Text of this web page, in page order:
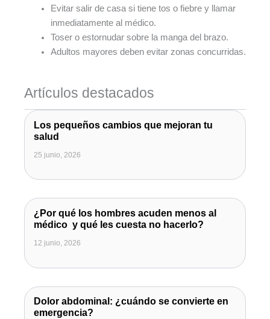
Evitar salir de casa si tiene tos o fiebre y llamar
inmediatamente al médico.
Toser o estornudar sobre la manga del brazo.
Adultos mayores deben evitar zonas concurridas.
Artículos destacados
Los pequeños cambios que mejoran tu
salud
25 junio, 2026
¿Por qué los hombres acuden menos al
médico y qué les cuesta no hacerlo?
12 junio, 2026
Dolor abdominal: ¿cuándo se convierte en
emergencia?